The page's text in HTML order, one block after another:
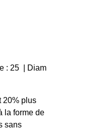
: 25 | Diam
20% plus
la forme de
sans